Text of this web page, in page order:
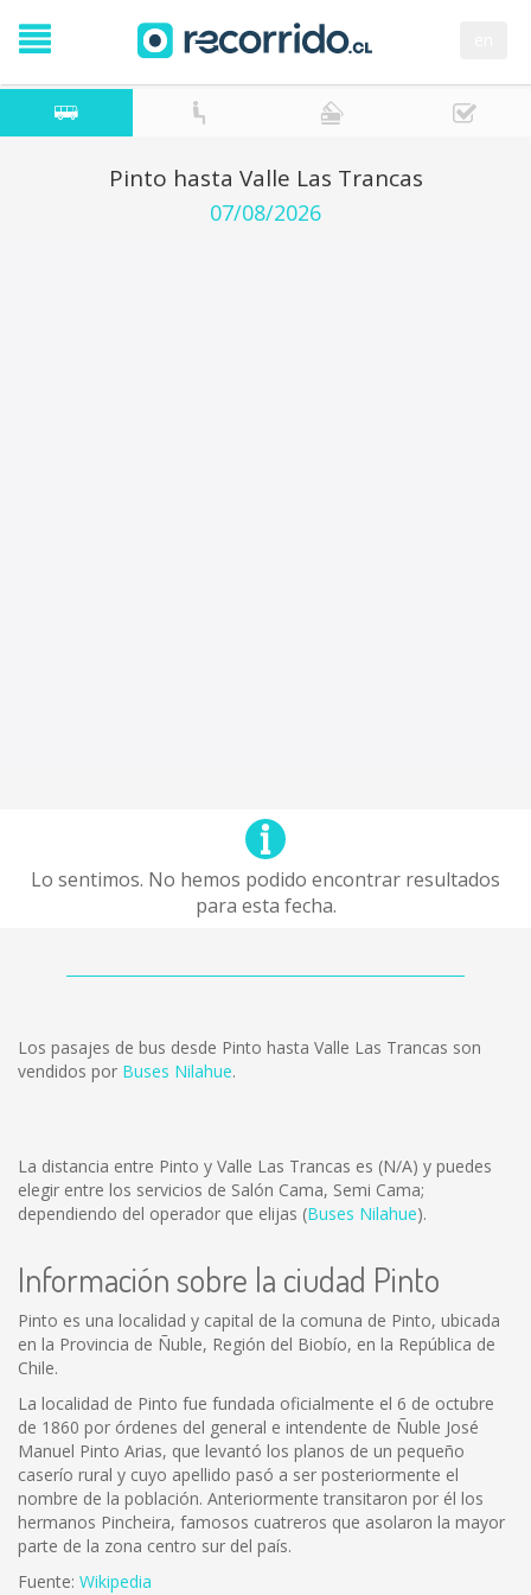
Pinto hasta Valle Las Trancas
07/08/2026
Lo sentimos. No hemos podido encontrar resultados
para esta fecha.
Los pasajes de bus desde Pinto hasta Valle Las Trancas son
vendidos por Buses Nilahue.
La distancia entre Pinto y Valle Las Trancas es (N/A) y puedes
elegir entre los servicios de Salón Cama, Semi Cama;
dependiendo del operador que elijas (Buses Nilahue).
Información sobre la ciudad Pinto
Pinto es una localidad y capital de la comuna de Pinto, ubicada
en la Provincia de Ñuble, Región del Biobío, en la República de
Chile.
La localidad de Pinto fue fundada oficialmente el 6 de octubre
de 1860 por órdenes del general e intendente de Ñuble José
Manuel Pinto Arias, que levantó los planos de un pequeño
caserío rural y cuyo apellido pasó a ser posteriormente el
nombre de la población. Anteriormente transitaron por él los
hermanos Pincheira, famosos cuatreros que asolaron la mayor
parte de la zona centro sur del país.
Fuente: Wikipedia